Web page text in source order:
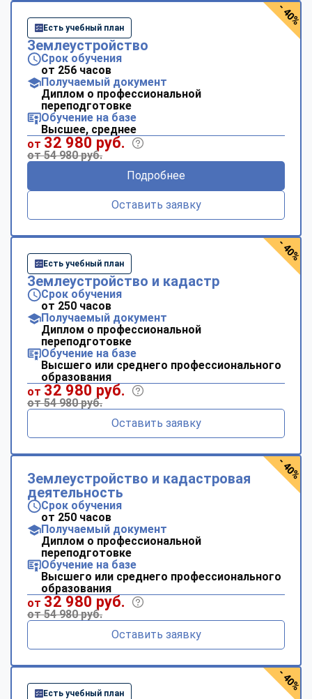
Есть учебный план
Землеустройство
Срок обучения
от 256 часов
Получаемый документ
Диплом о профессиональной
переподготовке
Обучение на базе
Высшее, среднее
от 32 980 руб.
от 54 980 руб.
Подробнее
Оставить заявку
- 40%
Есть учебный план
Землеустройство и кадастр
Срок обучения
от 250 часов
Получаемый документ
Диплом о профессиональной
переподготовке
Обучение на базе
Высшего или среднего профессионального
образования
от 32 980 руб.
от 54 980 руб.
Оставить заявку
- 40%
Землеустройство и кадастровая
деятельность
Срок обучения
от 250 часов
Получаемый документ
Диплом о профессиональной
переподготовке
Обучение на базе
Высшего или среднего профессионального
образования
от 32 980 руб.
от 54 980 руб.
Оставить заявку
- 40%
Есть учебный план
- 40%